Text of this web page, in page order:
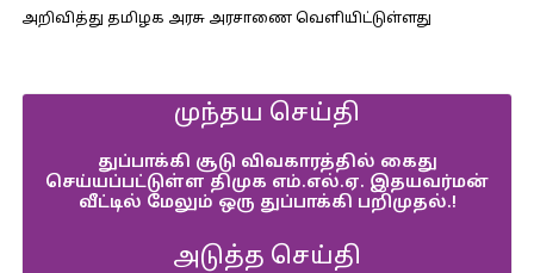
அறிவித்து தமிழக அரசு அரசாணை வெளியிட்டுள்ளது
முந்தய செய்தி
துப்பாக்கி சூடு விவகாரத்தில் கைது
செய்யப்பட்டுள்ள திமுக எம்.எல்.ஏ. இதயவர்மன்
வீட்டில் மேலும் ஒரு துப்பாக்கி பறிமுதல்.!
அடுத்த செய்தி